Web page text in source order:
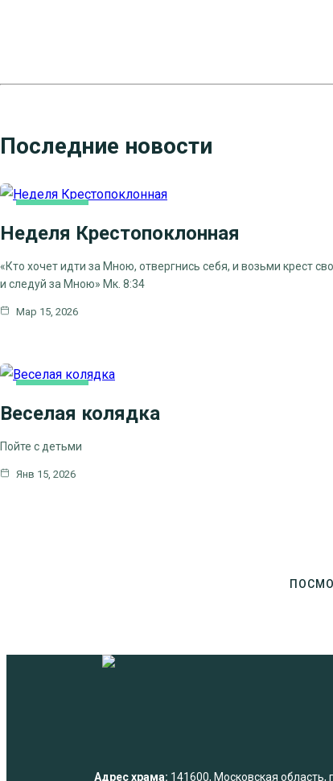
Последние новости
Неделя Крестопоклонная
«Кто хочет идти за Мною, отвергнись себя, и возьми крест
и следуй за Мною» Мк. 8:34
Мар 15, 2026
Веселая колядка
Пойте с детьми
Янв 15, 2026
Адрес храма: 141600, Московская область,